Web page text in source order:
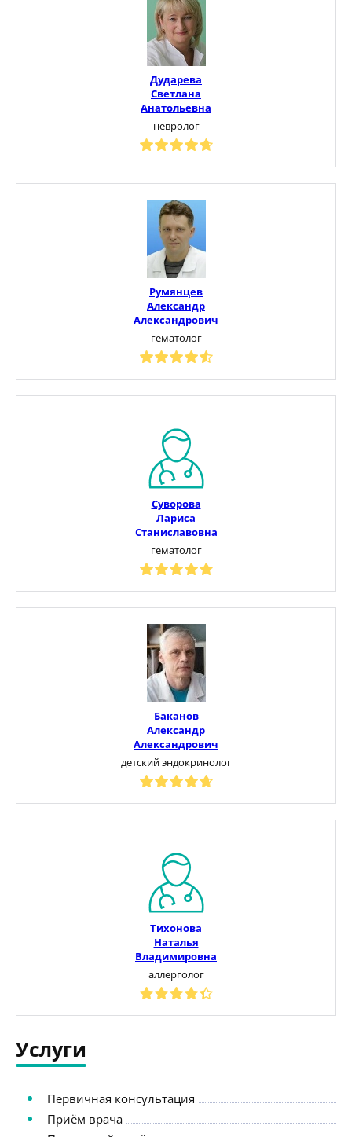
Дударева
Светлана
Анатольевна
невролог
Румянцев
Александр
Александрович
гематолог
Суворова
Лариса
Станиславовна
гематолог
Баканов
Александр
Александрович
детский эндокринолог
Тихонова
Наталья
Владимировна
аллерголог
Услуги
Первичная консультация
Приём врача